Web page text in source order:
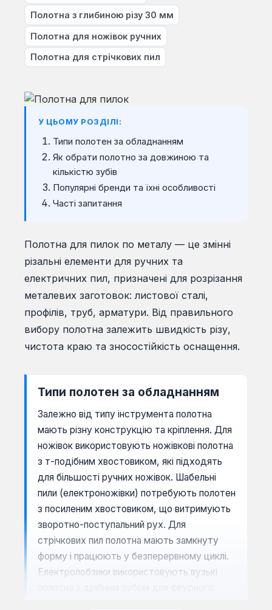
Полотна з глибиною різу 30 мм
Полотна для ножівок ручних
Полотна для стрічкових пил
У ЦЬОМУ РОЗДІЛІ:
Типи полотен за обладнанням
Як обрати полотно за довжиною та
кількістю зубів
Популярні бренди та їхні особливості
Часті запитання
Полотна для пилок по металу — це змінні
різальні елементи для ручних та
електричних пил, призначені для розрізання
металевих заготовок: листової сталі,
профілів, труб, арматури. Від правильного
вибору полотна залежить швидкість різу,
чистота краю та зносостійкість оснащення.
Типи полотен за обладнанням
Залежно від типу інструмента полотна
мають різну конструкцію та кріплення. Для
ножівок використовують ножівкові полотна
з т-подібним хвостовиком, які підходять
для більшості ручних ножівок. Шабельні
пили (електроножівки) потребують полотен
з посиленим хвостовиком, що витримують
зворотно-поступальний рух. Для
стрічкових пил полотна мають замкнуту
форму і працюють у безперервному циклі.
Електролобзики використовують вузькі